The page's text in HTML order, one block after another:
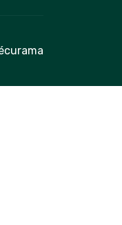
vos